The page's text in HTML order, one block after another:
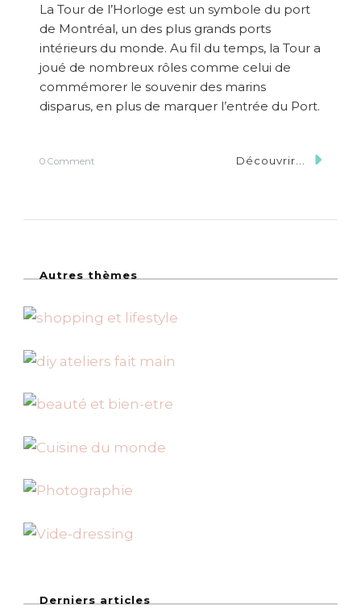
La Tour de l’Horloge est un symbole du port
de Montréal, un des plus grands ports
intérieurs du monde. Au fil du temps, la Tour a
joué de nombreux rôles comme celui de
commémorer le souvenir des marins
disparus, en plus de marquer l’entrée du Port.
0 Commento
T
d
r
g
e
n
é
Découvrir...
Autres thèmes
Derniers articles